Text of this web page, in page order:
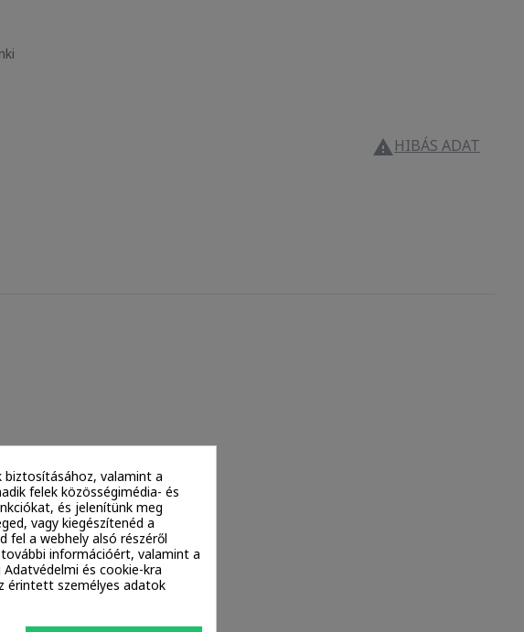
HIBÁS ADAT
biztosításához, valamint a
felek közösségimédia- és
és jelenítünk meg
vagy kiegészítenéd a
fel a webhely alsó részéről
információért, valamint a
és cookie-kra
érintett személyes adatok